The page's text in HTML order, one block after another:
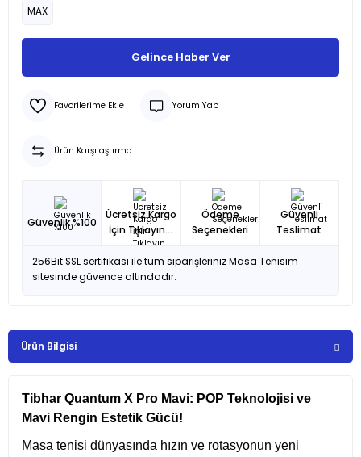
MAX
Gelince Haber Ver
Yorum Yap
Ürün Karşılaştırma
Güvenlik %100
Ücretsiz Kargo
İçin Tıklayın...
Ödeme
Seçenekleri
Güvenli
Teslimat
256Bit SSL sertifikası ile tüm siparişleriniz Masa Tenisim
sitesinde güvence altındadır.
Ürün Bilgisi
Tibhar Quantum X Pro Mavi: POP Teknolojisi ve
Mavi Rengin Estetik Gücü!
Masa tenisi dünyasında hızın ve rotasyonun yeni